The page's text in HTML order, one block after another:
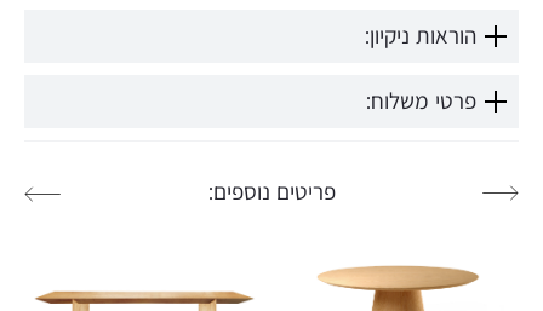
הוראות ניקיון:
פרטי משלוח:
פריטים נוספים: